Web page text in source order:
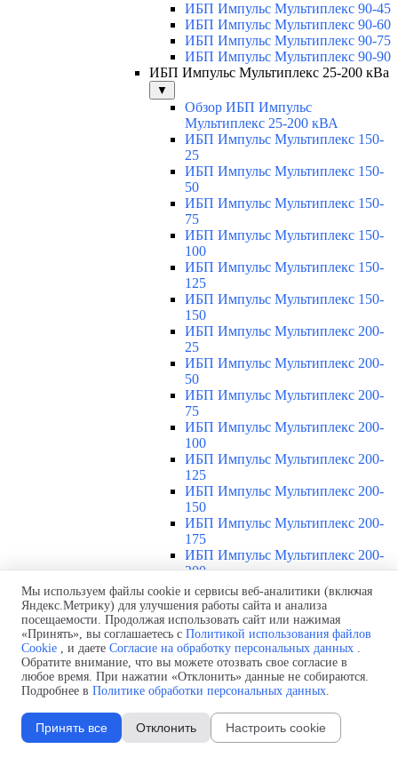
ИБП Импульс Мультиплекс 90-45
ИБП Импульс Мультиплекс 90-60
ИБП Импульс Мультиплекс 90-75
ИБП Импульс Мультиплекс 90-90
ИБП Импульс Мультиплекс 25-200 кВа
▼
Обзор ИБП Импульс
Мультиплекс 25-200 кВА
ИБП Импульс Мультиплекс 150-
25
ИБП Импульс Мультиплекс 150-
50
ИБП Импульс Мультиплекс 150-
75
ИБП Импульс Мультиплекс 150-
100
ИБП Импульс Мультиплекс 150-
125
ИБП Импульс Мультиплекс 150-
150
ИБП Импульс Мультиплекс 200-
25
ИБП Импульс Мультиплекс 200-
50
ИБП Импульс Мультиплекс 200-
75
ИБП Импульс Мультиплекс 200-
100
ИБП Импульс Мультиплекс 200-
125
ИБП Импульс Мультиплекс 200-
150
ИБП Импульс Мультиплекс 200-
175
ИБП Импульс Мультиплекс 200-
200
ИБП Импульс Модуль 20-200 кВа ▼
Обзор ИБП Импульс Модуль 20-
200 кВА
ИБП Импульс Модуль 60-20
ИБП Импульс Модуль 60-40
ИБП Импульс Модуль 60-60
ИБП Импульс Модуль 120-20
ИБП Импульс Модуль 120-40
ИБП Импульс Модуль 120-60
ИБП Импульс Модуль 120-80
Мы используем файлы cookie и сервисы веб-аналитики (включая
Яндекс.Метрику) для улучшения работы сайта и анализа
посещаемости. Продолжая использовать сайт или нажимая
«Принять», вы соглашаетесь с Политикой использования файлов
Cookie , и даете Согласие на обработку персональных данных .
Обратите внимание, что вы можете отозвать свое согласие в
любое время. При нажатии «Отклонить» данные не собираются.
Подробнее в Политике обработки персональных данных.
Принять все Отклонить Настроить cookie